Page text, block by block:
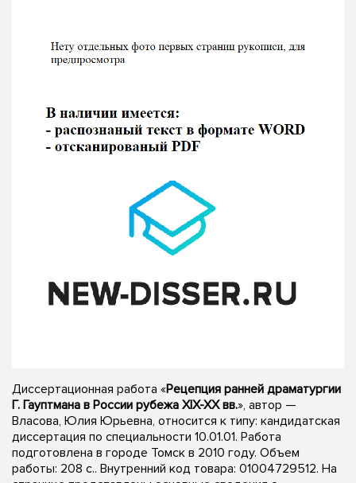
Диссертационная работа «Рецепция ранней драматургии
Г. Гауптмана в России рубежа XIX-XX вв.», автор —
Власова, Юлия Юрьевна, относится к типу: кандидатская
диссертация по специальности 10.01.01. Работа
подготовлена в городе Томск в 2010 году. Объем
работы: 208 с.. Внутренний код товара: 01004729512. На